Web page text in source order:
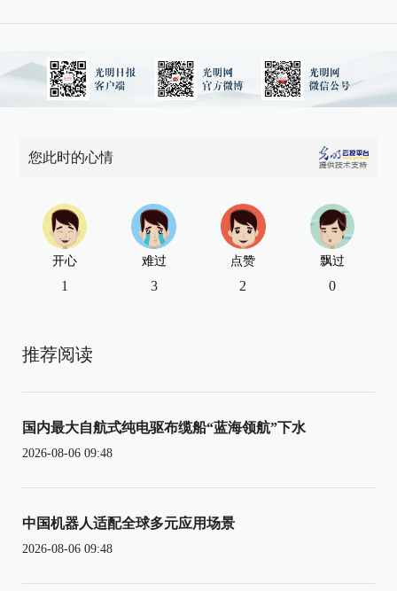
您此时的心情
开心
1
难过
3
点赞
2
飘过
0
推荐阅读
国内最大自航式纯电驱布缆船“蓝海领航”下水
2026-08-06 09:48
中国机器人适配全球多元应用场景
2026-08-06 09:48